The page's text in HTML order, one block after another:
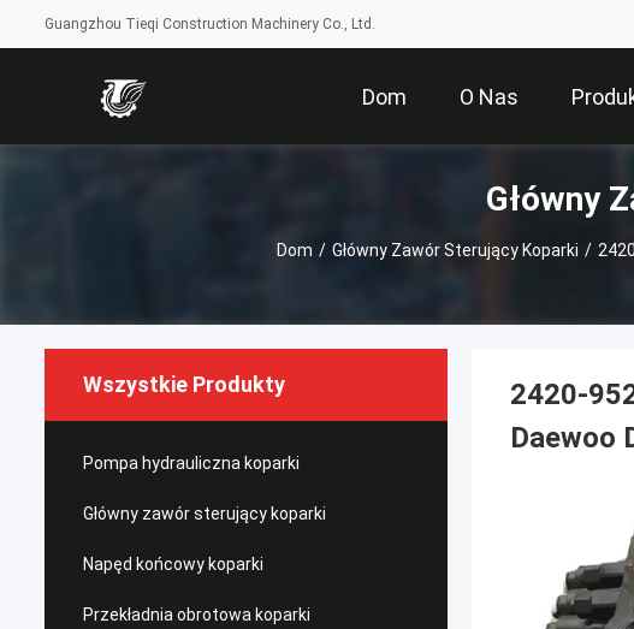
Guangzhou Tieqi Construction Machinery Co., Ltd.
Dom O Nas
Główny
Dom / Główny Zawór Sterujący Koparki /
Wszystkie Produkty
Pompa hydrauliczna koparki
Główny zawór sterujący koparki
Napęd końcowy koparki
Przekładnia obrotowa koparki
2420-
Daewoo